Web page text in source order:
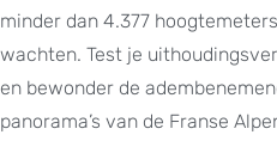
minder dan 4.377
wachten. Test je
en bewonder de
panorama’s van de Franse